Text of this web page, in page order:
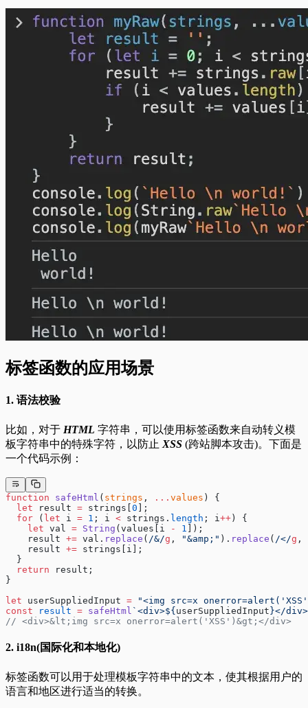
标签函数的应用场景
1. 语法校验
比如，对于 HTML 字符串，可以使用标签函数来自动转义模
板字符串中的特殊字符，以防止 XSS (跨站脚本攻击)。下面是
一个代码示例：
function safeHtml ( strings , ... values ) {
  let
result = strings[ 0 ];
  for
( let i = 1 ; i < strings. length ; i++ ) {
    let
val = String (values[i - 1 ]);
    result
+= val. replace ( /&/g , "&amp;" ). replace ( /</g ,
    result
+= strings[i];
  }
  return
result;
}
let userSuppliedInput = "<img src=x
const result = safeHtml `<div>${ userSuppliedInput }</
// <div>&lt;img src=x onerror=alert('XSS')&gt;</div>
2. i18n(国际化和本地化)
标签函数可以用于处理模板字符串中的文本，使其根据用户的
语言和地区进行适当的转换。